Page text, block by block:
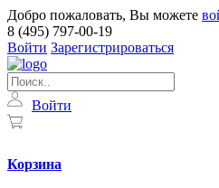
Добро пожаловать, Вы можете
8 (495) 797-00-19
Войти Зарегистрироваться
Войти
Корзина